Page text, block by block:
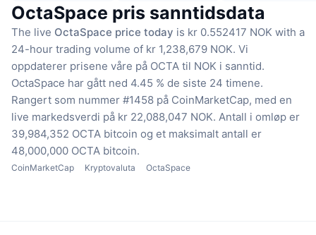
OctaSpace pris sanntidsdata
The live OctaSpace price today is kr 0.552417 NOK with a
24-hour trading volume of kr 1,238,679 NOK. Vi
oppdaterer prisene våre på OCTA til NOK i sanntid.
OctaSpace har gått ned 4.45 % de siste 24 timene.
Rangert som nummer #1458 på CoinMarketCap, med en
live markedsverdi på kr 22,088,047 NOK. Antall i omløp er
39,984,352 OCTA bitcoin og et maksimalt antall er
48,000,000 OCTA bitcoin.
CoinMarketCap Kryptovaluta OctaSpace